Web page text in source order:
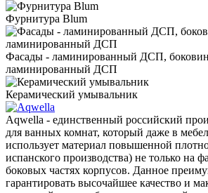
Фурнитура Blum
Фасады - ламинированный ДСП,
ламинированный ДСП
Керамический умывальник
Aqwella - единственный российский
для ванных комнат, который даже в
использует материал повышенной
испанского производства) не только на
боковых частях корпусов. Данное
гарантировать высочайшее качество и